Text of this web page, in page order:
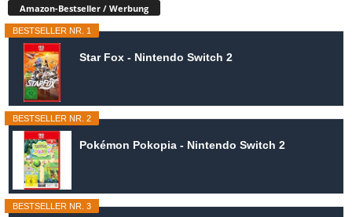
Amazon-Bestseller / Werbung
BESTSELLER NR. 1
Star Fox - Nintendo Switch 2
BESTSELLER NR. 2
Pokémon Pokopia - Nintendo Switch 2
BESTSELLER NR. 3